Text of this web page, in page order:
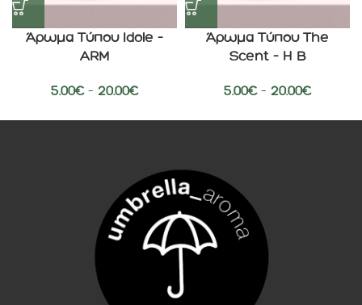
Άρωμα Τύπου Idole –
ARM
5.00€ – 20.00€
Άρωμα Τύπου The
Scent – H B
5.00€ – 20.00€